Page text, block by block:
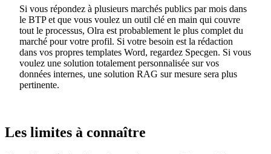
Si vous répondez à plusieurs marchés publics par mois dans
le BTP et que vous voulez un outil clé en main qui couvre
tout le processus, Olra est probablement le plus complet du
marché pour votre profil. Si votre besoin est la rédaction
dans vos propres templates Word, regardez Specgen. Si vous
voulez une solution totalement personnalisée sur vos
données internes, une solution RAG sur mesure sera plus
pertinente.
Les limites à connaître